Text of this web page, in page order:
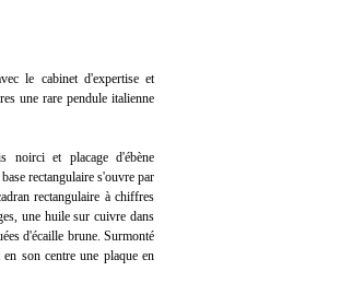
le cabinet d'expertise et
une rare pendule italienne
noirci et placage d'ébène
rectangulaire s'ouvre par
rectangulaire à chiffres
une huile sur cuivre dans
d'écaille brune. Surmonté
son centre une plaque en